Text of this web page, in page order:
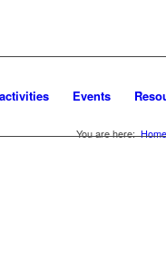
Events
You are here: Home